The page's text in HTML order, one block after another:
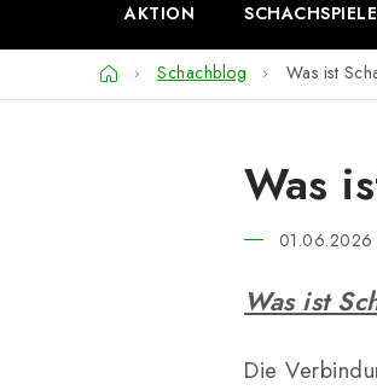
AKTION SCHACHSPIELE
StartseiteSchachblog Was ist
Was
01.06.2026
Was ist
Die